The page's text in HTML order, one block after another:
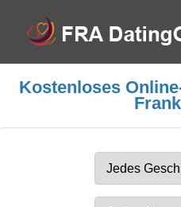
Kostenloses